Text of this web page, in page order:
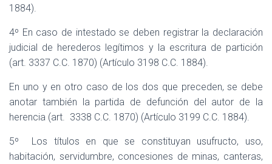
1884).
4º En caso de intestado se deben registrar la declaración
judicial de herederos legítimos y la escritura de partición
(art. 3337 C.C. 1870) (Artículo 3198 C.C. 1884).
En uno y en otro caso de los dos que preceden, se debe
anotar también la partida de defunción del autor de la
herencia (art. 3338 C.C. 1870) (Artículo 3199 C.C. 1884).
5º
Los títulos en que se constituyan usufructo, uso,
habitación, servidumbre, concesiones de minas, canteras,